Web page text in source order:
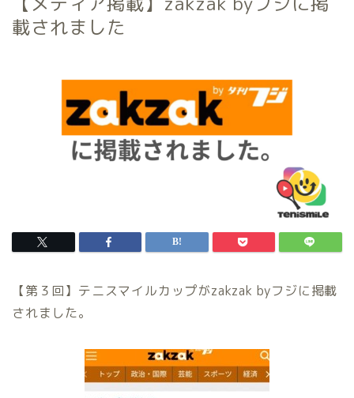
載されました
【第３回】テニスマイルカップがzakzak byフジに掲載
されました。